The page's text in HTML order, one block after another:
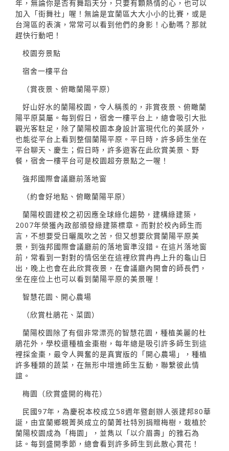
年，無論你是否有舞蹈天分，只要有顆熱情的心，也可以
加入「街舞社」喔！無論是宜蘭區大大小小的比賽，或是
台灣區的表演，常常可以看到他們的身影！心動嗎？那就
趕快行動吧！
校園夯景點
宿舍一樓平台
（賞夜景、俯瞰蘭陽平原）
好山好水的蘭陽校園，令人稱羨的，非賞夜景、俯瞰蘭
陽平原莫屬。每到假日，宿舍一樓平台上，總會吸引大批
觀光客駐足，除了蘭陽校園本身設計富現代化的美感外，
也能從平台上看到整個蘭陽平原。平日時，許多師生坐在
平台聊天、慶生；假日時，許多遊客在此欣賞美景、野
餐，宿舍一樓平台可是校園超夯景點之一喔！
強邦國際會議廳前落地窗
（約會好地點、俯瞰蘭陽平原）
蘭陽校園建校之初因應全球綠化趨勢，建構綠建築，
2007年榮獲內政部頒發綠建築標章。而對於校內師生而
言，不想要受日曬風吹之苦，但又想要欣賞蘭陽平原美
景，到強邦國際會議廳前的落地窗準沒錯。在這片落地窗
前，常看到一對對的情侶坐在這裡欣賞冉冉上升的龜山日
出，晚上也會在此欣賞夜景，在會議廳內開會的師長們，
坐在座位上也可以看到蘭陽平原的美景喔！
智慧花園、開心農場
（欣賞杜鵑花、菜園）
蘭陽校園除了有個非常漂亮的智慧花園，種植美麗的杜
鵑花外，學校還種植金棗樹，每年總是吸引許多師生到這
裡採金棗，最令人興奮的是真實版的「開心農場」，種植
許多種類的蔬菜，在無形中增進師生互動，聯繫彼此情
誼。
梅園（欣賞盛開的梅花）
民國97年，為慶祝本校成立58週年暨創辦人張建邦80華
誕，由宜蘭鄉親菁英成立的蘭菁社特別捐贈梅樹，栽植於
蘭陽校園成為「梅園」，並雋以「以介眉壽」的雅石為
誌。每到盛開季節，總會看到許多師生到此散心賞花！